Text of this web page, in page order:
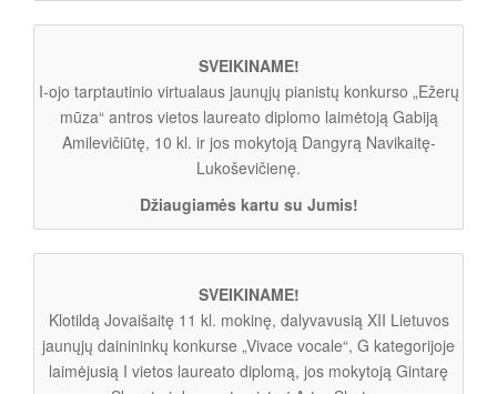
SVEIKINAME!
I-ojo tarptautinio virtualaus jaunųjų pianistų konkurso „Ežerų
mūza“ antros vietos laureato diplomo laimėtoją Gabiją
Amilevičiūtę, 10 kl. ir jos mokytoją Dangyrą Navikaitę-
Lukoševičienę.
Džiaugiamės kartu su Jumis!
SVEIKINAME!
Klotildą Jovaišaitę 11 kl. mokinę, dalyvavusią XII Lietuvos
jaunųjų dainininkų konkurse „Vivace vocale“, G kategorijoje
laimėjusią I vietos laureato diplomą, jos mokytoją Gintarę